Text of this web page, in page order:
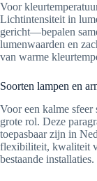
Voor
Lichtintensiteit in
gericht—bepalen
lumenwaarden en
van warme
Soorten lampen en
Voor een kalme sfeer
grote rol. Deze
toepasbaar zijn in
flexibiliteit, kwaliteit
bestaande installaties.